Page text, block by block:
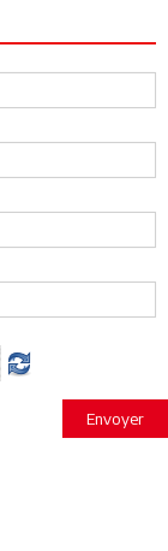
Envoyer